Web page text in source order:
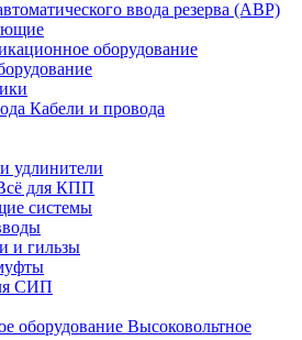
ввода резерва (АВР)
оборудование
Кабели и провода
удлинители
для КПП
системы
и гильзы
СИП
Высоковольтное